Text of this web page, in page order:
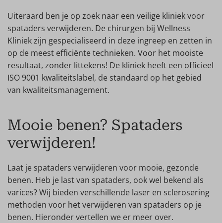
Uiteraard ben je op zoek naar een veilige kliniek voor
spataders verwijderen. De chirurgen bij Wellness
Kliniek zijn gespecialiseerd in deze ingreep en zetten in
op de meest efficiënte technieken. Voor het mooiste
resultaat, zonder littekens! De kliniek heeft een officieel
ISO 9001 kwaliteitslabel, de standaard op het gebied
van kwaliteitsmanagement.
Mooie benen? Spataders
verwijderen!
Laat je spataders verwijderen voor mooie, gezonde
benen. Heb je last van spataders, ook wel bekend als
varices? Wij bieden verschillende laser en sclerosering
methoden voor het verwijderen van spataders op je
benen. Hieronder vertellen we er meer over.